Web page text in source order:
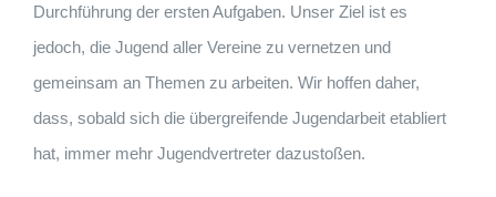
Durchführung der ersten Aufgaben. Unser Ziel ist es
jedoch, die Jugend aller Vereine zu vernetzen und
gemeinsam an Themen zu arbeiten. Wir hoffen daher,
dass, sobald sich die übergreifende Jugendarbeit etabliert
hat, immer mehr Jugendvertreter dazustoßen.